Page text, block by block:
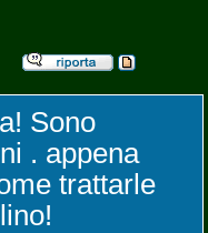
Sono
. appena
trattarle